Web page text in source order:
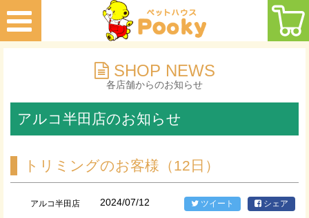
SHOP NEWS
各店舗からのお知らせ
アルコ半田店のお知らせ
トリミングのお客様（12日）
アルコ半田店 2024/07/12 ツイート シェア